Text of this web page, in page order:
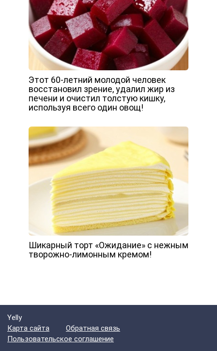
Этот 60-летний молодой человек
восстановил зрение, удалил жир из
печени и очистил толстую кишку,
используя всего один овощ!
Шикарный торт «Ожидание» с нежным
творожно-лимонным кремом!
Yelly
Карта сайта
Обратная связь
Пользовательское соглашение